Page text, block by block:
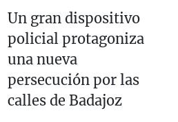
Un gran dispositivo
policial protagoniza
una nueva
persecución por las
calles de Badajoz